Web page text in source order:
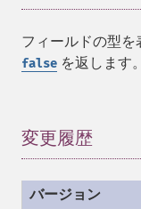
フィールドの型
false を返します。
変更履歴